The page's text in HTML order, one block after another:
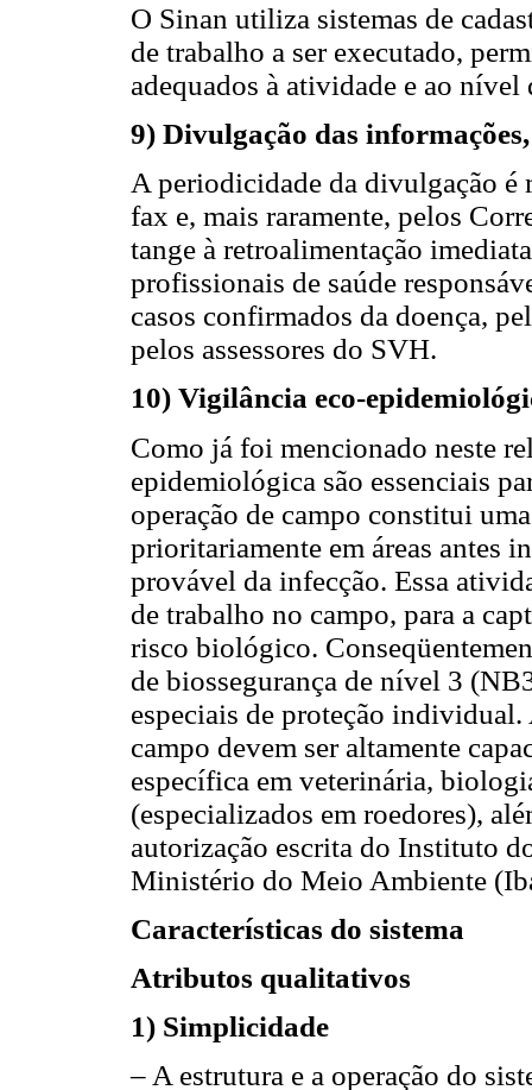
O Sinan utiliza sistemas de
de trabalho a ser executado,
adequados à atividade e ao nível
9) Divulgação das
A periodicidade da divulgação
fax e, mais raramente, pelos
tange à retroalimentação
profissionais de saúde
casos confirmados da doença,
pelos assessores do SVH.
10) Vigilância eco-
Como já foi mencionado neste
epidemiológica são essenciais
operação de campo constitui
prioritariamente em áreas antes
provável da infecção. Essa
de trabalho no campo, para a
risco biológico.
de biossegurança de nível 3
especiais de proteção
campo devem ser altamente
específica em veterinária,
(especializados em roedores),
autorização escrita do Instituto
Ministério do Meio Ambiente
Características do sistema
Atributos qualitativos
1) Simplicidade
– A estrutura e a operação do